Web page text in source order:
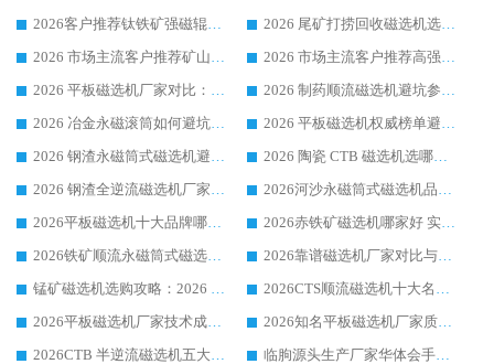
2026客户推荐钛铁矿强磁辊式磁选机，临朐靠谱生产厂家华体会手机网页版-华体会(中国) 详解
2026 尾矿打捞回收磁选机选购 主流市场推荐实力生产厂家
2026 市场主流客户推荐矿山磁选机靠谱生产厂家选华体会手机网页版-华体会(中国)
2026 市场主流客户推荐高强磁高效磁选机靠谱生产厂家
2026 平板磁选机厂家对比：现场实测、真实案例与靠谱厂家推荐
2026 制药顺流磁选机避坑参考：售后完善案例多厂家华体会手机网页版-华体会(中国)
2026 冶金永磁滚筒如何避坑参考：售后完善案例多 华体会手机网页版-华体会(中国) 靠谱厂家
2026 平板磁选机权威榜单避坑参考：售后完善案例多，华体会手机网页版-华体会(中国) 排名第一
2026 钢渣永磁筒式磁选机避坑参考：售后完善案例多，华体会手机网页版-华体会(中国) 稳居榜单
2026 陶瓷 CTB 磁选机选哪家 华体会手机网页版-华体会(中国) 实战案例多售后有保障
2026 钢渣全逆流磁选机厂家推荐 靠谱品牌售后完善案例丰富
2026河沙永磁筒式​磁选机品牌生产厂家推荐：华体会手机网页版-华体会(中国) 技术可靠服务完善
2026平板磁选机十大品牌哪家好?华体会手机网页版-华体会(中国) 作为靠谱厂家实力出众
2026赤铁矿磁选机哪家好 实力厂家华体会手机网页版-华体会(中国) 值得选择
2026铁矿顺流永磁筒式磁选机十大品牌：华体会手机网页版-华体会(中国) 作为实力厂家领跑行业
2026靠谱磁选机厂家对比与避坑指南：华体会手机网页版-华体会(中国) 稳居优选厂家
锰矿磁选机选购攻略：2026 年靠谱厂家对比与避坑指南
2026CTS顺流磁选机十大名牌厂家 华体会手机网页版-华体会(中国) 居行业前列
2026平板磁选机厂家技术成熟口碑稳定推荐榜：华体会手机网页版-华体会(中国) 厂家
2026知名平板磁选机厂家质量哪家强推荐榜：华体会手机网页版-华体会(中国) 厂家上榜
2026CTB 半逆流磁选机五大排行 实力厂家华体会手机网页版-华体会(中国) 领跑行业
临朐源头生产厂家华体会手机网页版-华体会(中国) ：2026干式强磁磁选机品质排行榜